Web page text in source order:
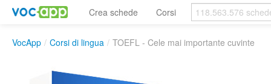
Crea schede Corsi
VocApp / Corsi di lingua / TOEFL - Cele mai importante cuvinte